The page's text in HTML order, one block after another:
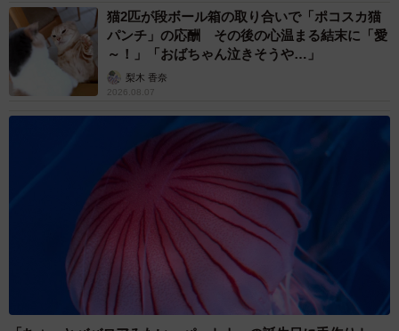
猫2匹が段ボール箱の取り合いで「ポコスカ猫
パンチ」の応酬 その後の心温まる結末に「愛
～！」「おばちゃん泣きそうや…」
梨木 香奈
2026.08.07